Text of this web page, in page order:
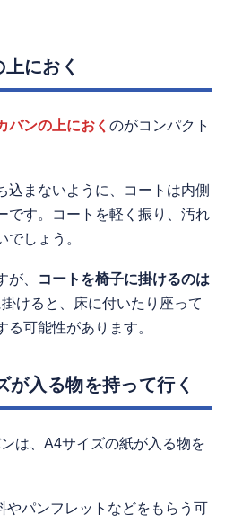
におく
バンの上におく のがコンパクト
込まないように、コートは内側
です。コートを軽く振り、汚れ
でしょう。
、
コートを椅子に掛けるのは
けると、床に付いたり座って
可能性があります。
入る物を持って行く
は、A4サイズの紙が入る物を
やパンフレットなどをもらう可